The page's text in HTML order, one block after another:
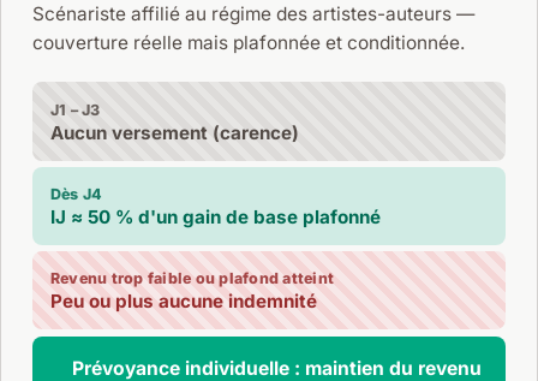
Scénariste affilié au régime des artistes-auteurs —
couverture réelle mais plafonnée et conditionnée.
J1 – J3
Aucun versement (carence)
Dès J4
IJ ≈ 50 % d'un gain de base plafonné
Revenu trop faible ou plafond atteint
Peu ou plus aucune indemnité
Prévoyance individuelle : maintien du revenu